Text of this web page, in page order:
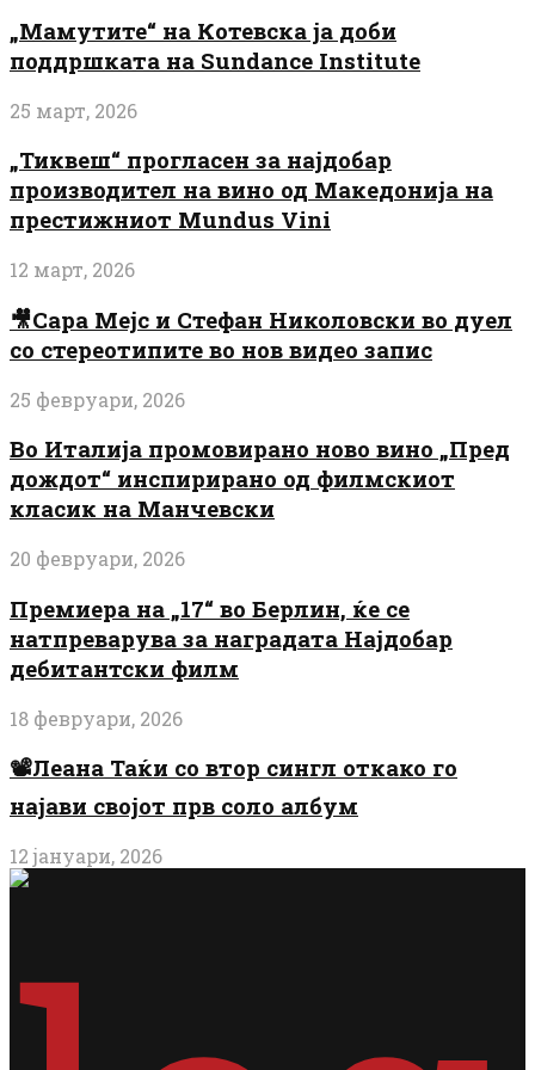
„Мамутите“ на Котевска ја доби
поддршката на Sundance Institute
25 март, 2026
„Тиквеш“ прогласен за најдобар
производител на вино од Македонија на
престижниот Mundus Vini
12 март, 2026
🎥Сара Мејс и Стефан Николовски во дуел
со стереотипите во нов видео запис
25 февруари, 2026
Во Италија промовирано ново вино „Пред
дождот“ инспирирано од филмскиот
класик на Манчевски
20 февруари, 2026
Премиера на „17“ во Берлин, ќе се
натпреварува за наградата Најдобар
дебитантски филм
18 февруари, 2026
📽️Леана Таќи со втор сингл откако го
најави својот прв соло албум
12 јануари, 2026